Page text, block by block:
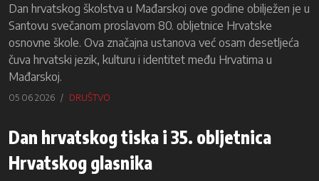
Dan hrvatskog školstva u Mađarskoj ove godine obilježen je u
Santovu svečanom proslavom 80. obljetnice Hrvatske
osnovne škole. Ova značajna ustanova već osam desetljeća
čuva hrvatski jezik, kulturu i identitet među Hrvatima u
Mađarskoj.
05 06 2026 DRUŠTVO
Dan hrvatskog tiska i 35. obljetnica
Hrvatskog glasnika